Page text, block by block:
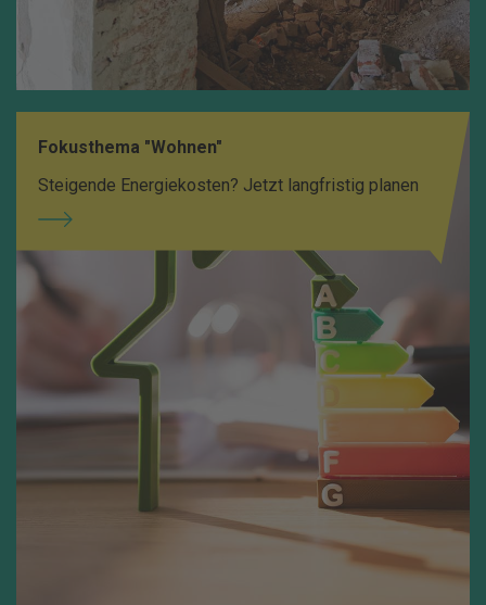
Fokusthema "Wohnen"
Steigende Energiekosten? Jetzt langfristig planen